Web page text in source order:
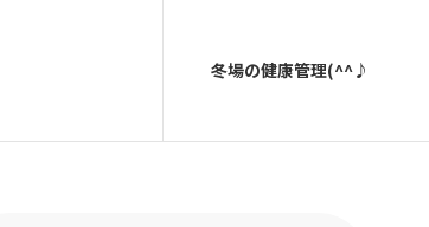
冬場の健康管理(^^♪